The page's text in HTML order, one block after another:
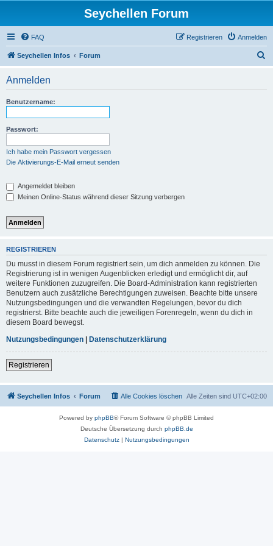
Seychellen Forum
FAQ Anmelden
Registrieren
Seychellen Infos Forum
Anmelden
Benutzername:
Passwort:
Ich habe mein Passwort vergessen
Die Aktivierungs-E-Mail erneut senden
Angemeldet bleiben
Meinen Online-Status während dieser Sitzung verbergen
REGISTRIEREN
Du musst in diesem Forum registriert sein, um dich anmelden zu können. Die
Registrierung ist in wenigen Augenblicken erledigt und ermöglicht dir, auf
weitere Funktionen zuzugreifen. Die Board-Administration kann registrierten
Benutzern auch zusätzliche Berechtigungen zuweisen. Beachte bitte unsere
Nutzungsbedingungen und die verwandten Regelungen, bevor du dich
registrierst. Bitte beachte auch die jeweiligen Forenregeln, wenn du dich in
diesem Board bewegst.
Nutzungsbedingungen | Datenschutzerklärung
Registrieren
Seychellen Infos Forum Alle Zeiten sind UTC+02:00
Alle Cookies löschen
Powered by phpBB® Forum Software © phpBB Limited
Deutsche Übersetzung durch phpBB.de
Datenschutz| Nutzungsbedingungen